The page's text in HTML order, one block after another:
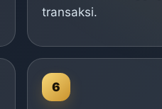
transaksi.
6